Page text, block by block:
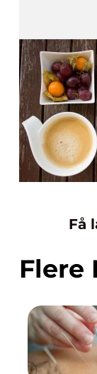
Få
Flere